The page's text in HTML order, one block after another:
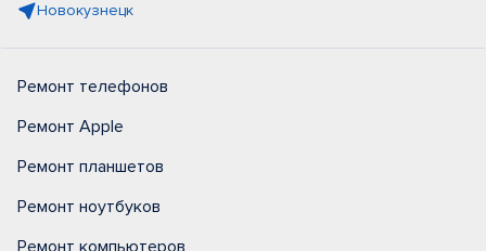
Новокузнецк
Ремонт телефонов
Ремонт Apple
Ремонт планшетов
Ремонт ноутбуков
Ремонт компьютеров